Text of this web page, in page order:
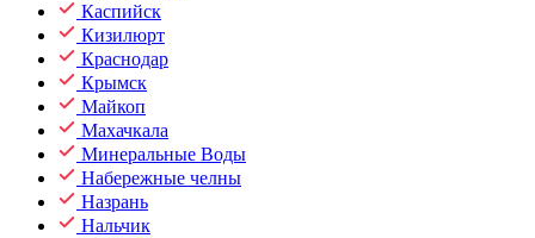
Каспийск
Кизилюрт
Краснодар
Крымск
Майкоп
Махачкала
Минеральные Воды
Набережные челны
Назрань
Нальчик